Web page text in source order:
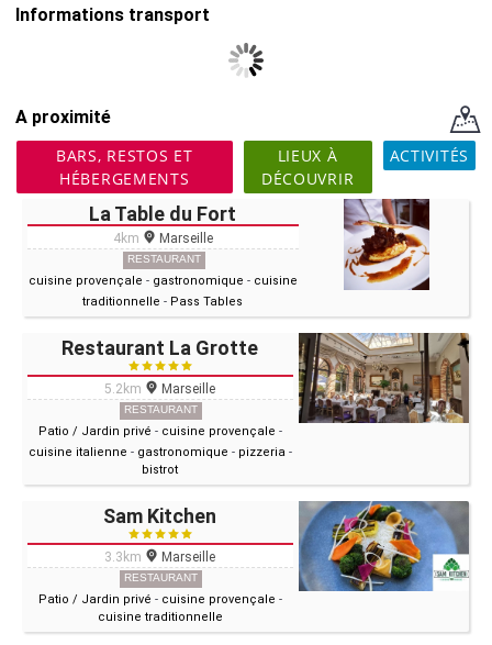
Informations transport
A proximité
BARS, RESTOS ET
HÉBERGEMENTS
LIEUX À
DÉCOUVRIR
ACTIVITÉS
La Table du Fort
4km Marseille
RESTAURANT
cuisine provençale - gastronomique - cuisine
traditionnelle - Pass Tables
Restaurant La Grotte
5.2km Marseille
RESTAURANT
Patio / Jardin privé - cuisine provençale -
cuisine italienne - gastronomique - pizzeria -
bistrot
Sam Kitchen
3.3km Marseille
RESTAURANT
Patio / Jardin privé - cuisine provençale -
cuisine traditionnelle